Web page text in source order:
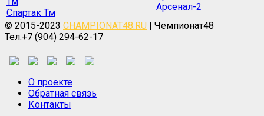
Спартак Тм
Арсенал-2
© 2015-2023 CHAMPIONAT48.RU | Чемпионат48
Тел.+7 (904) 294-62-17
О проекте
Обратная связь
Контакты